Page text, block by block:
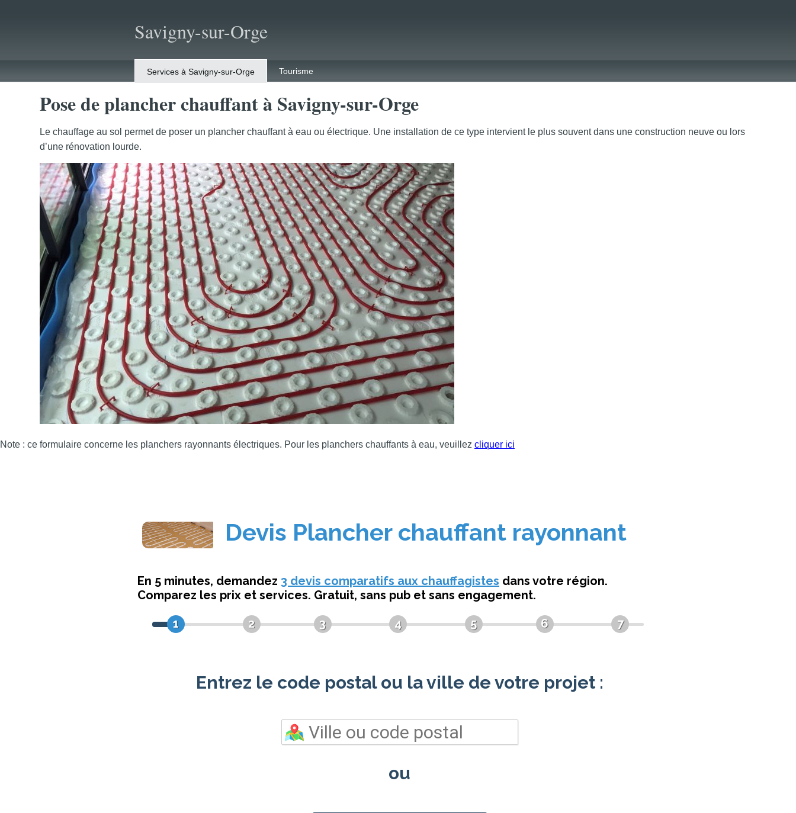
Savigny-sur-Orge
Services à Savigny-sur-Orge Tourisme
Pose de plancher chauffant à Savigny-sur-Orge
Le chauffage au sol permet de poser un plancher chauffant à eau ou électrique. Une installation de ce type intervient le plus souvent dans une construction neuve ou lors
d’une rénovation lourde.
Note : ce formulaire concerne les planchers rayonnants électriques. Pour les planchers chauffants à eau, veuillez cliquer ici